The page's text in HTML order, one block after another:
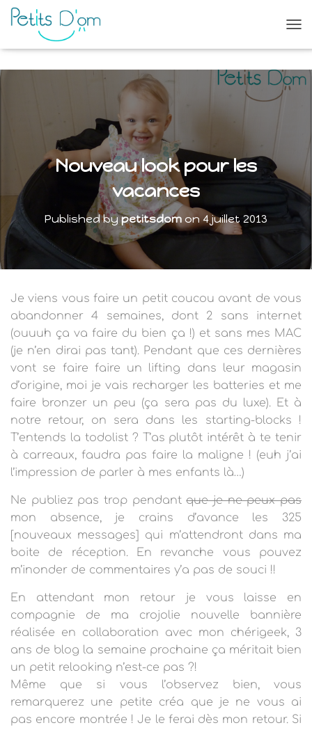
U
R
I
A
A
T
O
N
Nouveau look pour les
vacances
Published bypetitsdom on4 juillet 2013
Je viens vous faire un petit coucou avant de vous
abandonner 4 semaines, dont 2 sans internet
(ouuuh ça va faire du bien ça !) et sans mes MAC
(je n’en dirai pas tant). Pendant que ces dernières
vont se faire faire un lifting dans leur magasin
d’origine, moi je vais recharger les batteries et me
faire bronzer un peu (ça sera pas du luxe). Et à
notre retour, on sera dans les starting-blocks !
T’entends la todolist ? T’as plutôt intérêt à te tenir
à carreaux, faudra pas faire la maligne ! (euh j’ai
l’impression de parler à mes enfants là…)
Ne publiez pas trop pendantque je ne peux pas
mon absence, je crains d’avance les 325
[nouveaux messages] qui m’attendront dans ma
boite de réception. En revanche vous pouvez
m’inonder de commentaires y’a pas de souci !!
En attendant mon retour je vous laisse en
compagnie de ma crojolie nouvelle bannière
réalisée en collaboration avec mon chérigeek, 3
ans de blog la semaine prochaine ça méritait bien
un petit relooking n’est-ce pas ?!
Même que si vous l’observez bien, vous
remarquerez une petite créa que je ne vous ai
pas encore montrée ! Je le ferai dès mon retour. Si